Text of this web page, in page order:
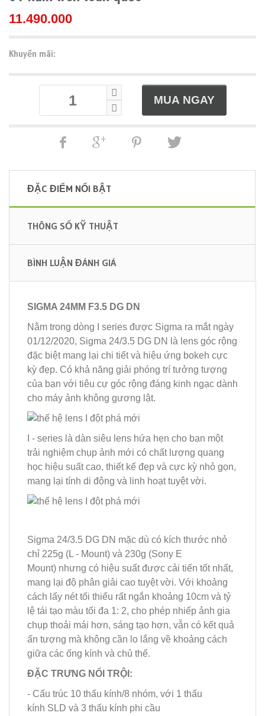
11.490.000
Khuyến mãi:
ĐẶC ĐIỂM NỔI BẬT
THÔNG SỐ KỸ THUẬT
BÌNH LUẬN ĐÁNH GIÁ
SIGMA 24MM F3.5 DG DN
Nằm trong dòng I series được Sigma ra mắt ngày
01/12/2020, Sigma 24/3.5 DG DN là lens góc rộng
đặc biệt mang lại chi tiết và hiệu ứng bokeh cực
kỳ đẹp. Có khả năng giải phóng trí tưởng tượng
của bạn với tiêu cự góc rộng đáng kinh ngạc dành
cho máy ảnh không gương lật.
I - series là dàn siêu lens hứa hẹn cho bạn một
trải nghiệm chụp ảnh mới có chất lượng quang
học hiệu suất cao, thiết kế đẹp và cực kỳ nhỏ gọn,
mang lại tính di động và linh hoạt tuyệt vời.
Sigma 24/3.5 DG DN mặc dù có kích thước nhỏ
chỉ 225g (L - Mount) và 230g (Sony E
Mount) nhưng có hiệu suất được cải tiến tốt nhất,
mang lại độ phân giải cao tuyệt vời. Với khoảng
cách lấy nét tối thiểu rất ngắn khoảng 10cm và tỷ
lệ tái tạo màu tối đa 1: 2, cho phép nhiếp ảnh gia
chụp thoải mái hơn, sáng tạo hơn, vẫn có kết quả
ấn tượng mà không cần lo lắng về khoảng cách
giữa các ống kính và chủ thể.
ĐẶC TRƯNG NỔI TRỘI:
- Cấu trúc 10 thấu kính/8 nhóm, với 1 thấu
kính SLD và 3 thấu kính phi cầu